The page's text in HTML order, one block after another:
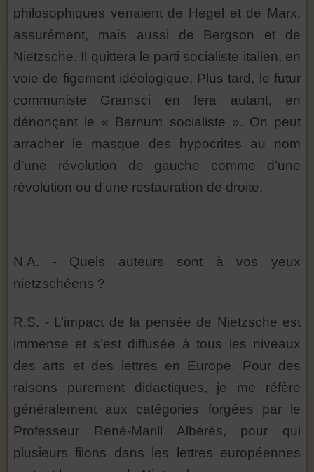
philosophiques venaient de Hegel et de Marx,
assurément, mais aussi de Bergson et de
Nietzsche. Il quittera le parti socialiste italien, en
voie de figement idéologique. Plus tard, le futur
communiste Gramsci en fera autant, en
dénonçant le « Barnum socialiste ». On peut
arracher le masque des hypocrites au nom
d’une révolution de gauche comme d’une
révolution ou d’une restauration de droite.
N.A. - Quels auteurs sont à vos yeux
nietzschéens ?
R.S. - L’impact de la pensée de Nietzsche est
immense et s’est diffusée à tous les niveaux
des arts et des lettres en Europe. Pour des
raisons purement didactiques, je me réfère
généralement aux catégories forgées par le
Professeur René-Marill Albérès, pour qui
plusieurs filons dans les lettres européennes